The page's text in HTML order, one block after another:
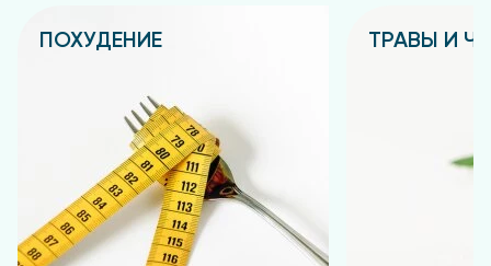
ПОХУДЕНИЕ ТРАВЫ И